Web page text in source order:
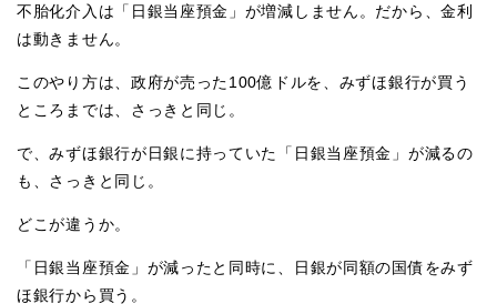
不胎化介入は「日銀当座預金」が増減しません。だから、金利
は動きません。
このやり方は、政府が売った100億ドルを、みずほ銀行が買う
ところまでは、さっきと同じ。
で、みずほ銀行が日銀に持っていた「日銀当座預金」が減るの
も、さっきと同じ。
どこが違うか。
「日銀当座預金」が減ったと同時に、日銀が同額の国債をみず
ほ銀行から買う。